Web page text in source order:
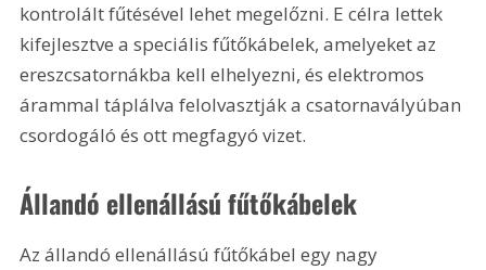
kontrolált fűtésével lehet megelőzni. E célra lettek
kifejlesztve a speciális fűtőkábelek, amelyeket az
ereszcsatornákba kell elhelyezni, és elektromos
árammal táplálva felolvasztják a csatornavályúban
csordogáló és ott megfagyó vizet.
Állandó ellenállású fűtőkábelek
Az állandó ellenállású fűtőkábel egy nagy